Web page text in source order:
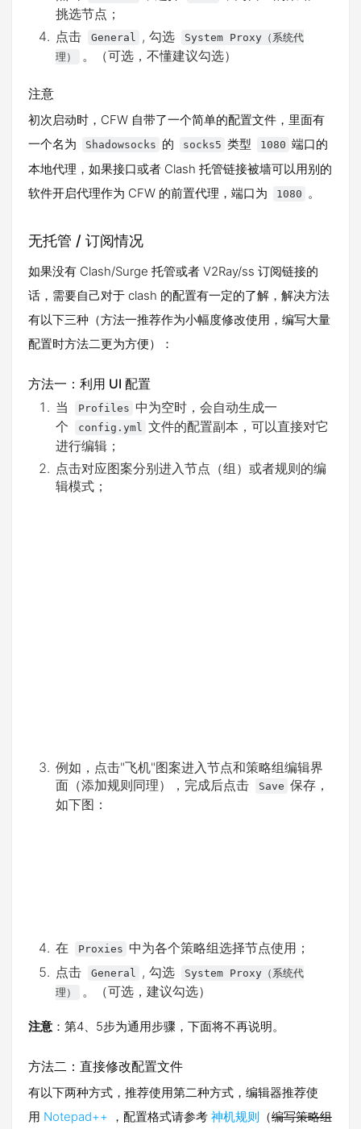
挑选节点；
点击
General , 勾选
System Proxy（系统代
理）
。（可选，不懂建议勾选）
注意
初次启动时，CFW 自带了一个简单的配置文件，里面有
一个名为
Shadowsocks 的 socks5 类型 1080 端口的
本地代理，如果接口或者 Clash 托管链接被墙可以用别的
软件开启代理作为 CFW 的前置代理，端口为
1080 。
无托管 / 订阅情况
如果没有 Clash/Surge 托管或者 V2Ray/ss 订阅链接的
话，需要自己对于 clash 的配置有一定的了解，解决方法
有以下三种（方法一推荐作为小幅度修改使用，编写大量
配置时方法二更为方便）：
方法一：利用 UI 配置
当
Profiles 中为空时，会自动生成一
个
config.yml 文件的配置副本，可以直接对它
进行编辑；
点击对应图案分别进入节点（组）或者规则的编
辑模式；
例如，点击"飞机"图案进入节点和策略组编辑界
面（添加规则同理），完成后点击
Save 保存，
如下图：
在 Proxies 中为各个策略组选择节点使用；
点击
General , 勾选
System Proxy（系统代
理）
。（可选，建议勾选）
注意 ：第4、5步为通用步骤，下面将不再说明。
方法二：直接修改配置文件
有以下两种方式，推荐使用第二种方式，编辑器推荐使
用 Notepad++ ，配置格式请参考 神机规则 （编写策略组